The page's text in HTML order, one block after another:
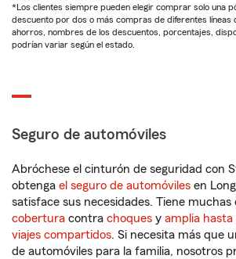
*Los clientes siempre pueden elegir comprar solo una
descuento por dos o más compras de diferentes líneas
ahorros, nombres de los descuentos, porcentajes,
podrían variar según el estado.
Seguro de automóviles
Abróchese el cinturón de seguridad con
obtenga el seguro de automóviles en
satisface sus necesidades. Tiene muchas
cobertura contra choques y amplia hasta
viajes compartidos. Si necesita más que
de automóviles para la familia, nosotros